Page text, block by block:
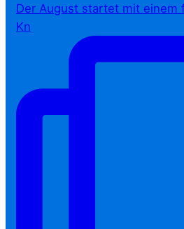
Der August startet mit einem
Kn